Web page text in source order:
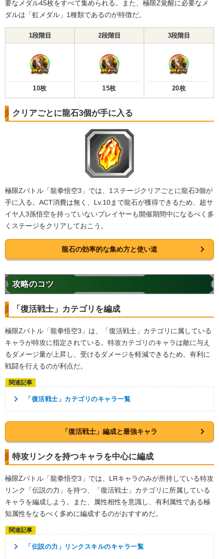
要なメダル45枚をすべて集められる。また、極限Z覚醒に必要なメ
ダルは「虹メダル」1種類であるのが特徴だ。
1段階目 2段階目 3段階目
10枚 15枚 20枚
クリアごとに龍石3個が手に入る
極限Zバトル「龍拳悟空3」では、1ステージクリアごとに龍石3個が
手に入る。ACT消費は無く、Lv.10まで龍石が獲得できるため、超サ
イヤ人3孫悟空を持っていないプレイヤーも開催期間中になるべく多
くステージをクリアしておこう。
龍石の効率的な集め方と使い道
攻略のコツ
「復活戦士」カテゴリを編成
極限Zバトル「龍拳悟空3」は、「復活戦士」カテゴリに属している
キャラが特攻に指定されている。特攻カテゴリのキャラは敵に与え
るダメージ量が上昇し、受けるダメージを軽減できるため、有利に
戦闘を行えるのが利点だ。
「復活戦士」カテゴリのキャラ一覧
「復活戦士」編成と最強キャラ
特攻リンクを持つキャラを中心に編成
極限Zバトル「龍拳悟空3」では、LRキャラのみが所持している特攻
リンク「伝説の力」を持つ、「復活戦士」カテゴリに所属している
キャラを編成しよう。また、属性相性を意識し、有利属性である極
知属性をなるべく多めに編成するのがおすすめだ。
「伝説の力」リンクスキルのキャラ一覧